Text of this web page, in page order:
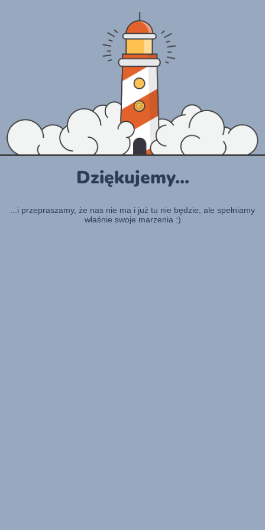
Dziękujemy...
...i przepraszamy, że nas nie ma i już tu nie będzie, ale spełniamy
właśnie swoje marzenia :)